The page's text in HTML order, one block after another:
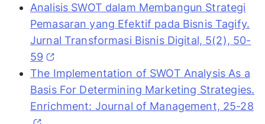
Analisis SWOT dalam Membangun Strategi
Pemasaran yang Efektif pada Bisnis Tagify.
Jurnal Transformasi Bisnis Digital, 5(2), 50-
59
The Implementation of SWOT Analysis As a
Basis For Determining Marketing Strategies.
Enrichment: Journal of Management, 25-28